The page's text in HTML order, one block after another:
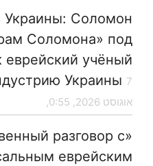
Украины: Соломон
Соломона» под
еврейский учёный
Украины 7
אוגוסט 2026, 0:55,
разговор с
еврейским